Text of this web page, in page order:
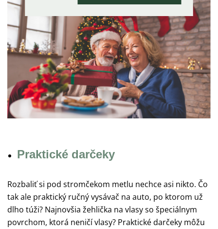
Praktické darčeky
Rozbaliť si pod stromčekom metlu nechce asi nikto. Čo
tak ale praktický ručný vysávač na auto, po ktorom už
dlho túži? Najnovšia žehlička na vlasy so špeciálnym
povrchom, ktorá neničí vlasy? Praktické darčeky môžu